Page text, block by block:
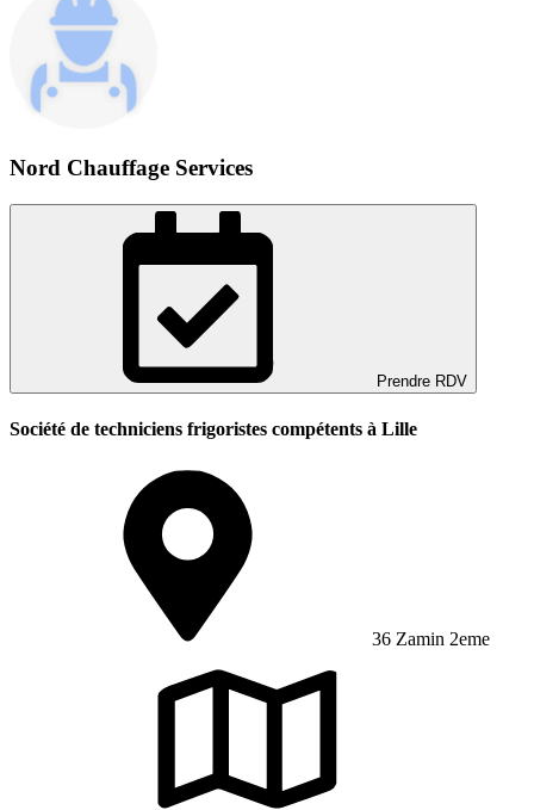
Nord Chauffage Services
Prendre RDV
Société de techniciens frigoristes compétents à Lille
36 Zamin 2eme